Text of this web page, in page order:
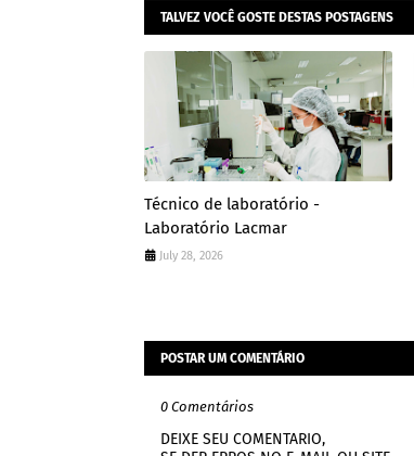
TALVEZ VOCÊ GOSTE DESTAS POSTAGENS
Técnico de laboratório -
Laboratório Lacmar
July 28, 2026
POSTAR UM COMENTÁRIO
0 Comentários
DEIXE SEU COMENTARIO,